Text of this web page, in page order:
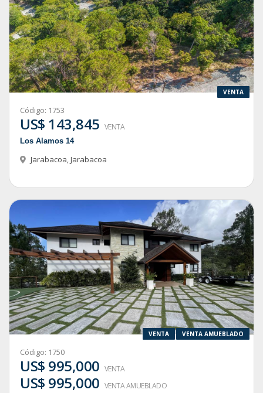
VENTA
Código: 1753
US$ 143,845 VENTA
Los Alamos 14
Jarabacoa Jarabacoa
VENTA VENTA AMUEBLADO
Código: 1750
US$ 995,000 VENTA
US$ 995,000 VENTA AMUEBLADO